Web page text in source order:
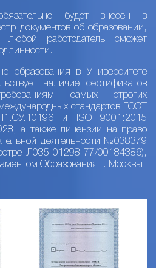
будет внесен в
документов об образовании,
любой работодатель сможет
образования в Университете
наличие сертификатов
самых строгих
стандартов ГОСТ
и ISO 9001:2015
а также лицензии на право
деятельности №038379
Л035-01298-77/00184386),
Образования г. Москвы.